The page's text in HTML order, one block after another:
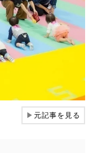
▶元記事を見る